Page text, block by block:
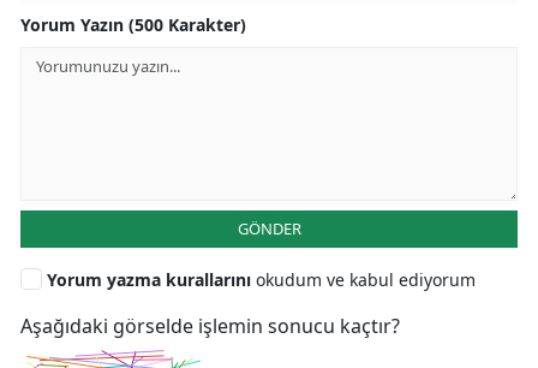
Yorum Yazın (500 Karakter)
GÖNDER
Yorum yazma kurallarını okudum ve kabul ediyorum
Aşağıdaki görselde işlemin sonucu kaçtır?